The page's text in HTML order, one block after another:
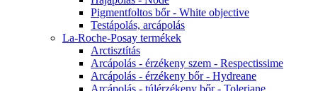
Pigmentfoltos bőr - White objective
Testápolás, arcápolás
La-Roche-Posay termékek
Arctisztítás
Arcápolás - érzékeny szem - Respectissime
Arcápolás - érzékeny bőr - Hydreane
Arcápolás - túlérzékeny bőr - Toleriane